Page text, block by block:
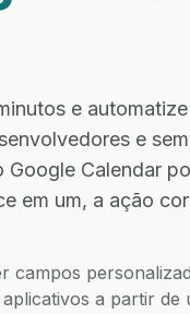
e
e
Calendar
em um, a ação
campos
a partir